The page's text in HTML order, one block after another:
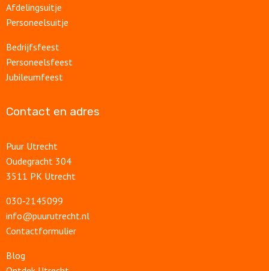
Afdelingsuitje
Personeelsuitje
Bedrijfsfeest
Personeelsfeest
Jubileumfeest
Contact en adres
Puur Utrecht
Oudegracht 304
3511 PK Utrecht
030‑2145099
info@puurutrecht.nl
Contactformulier
Blog